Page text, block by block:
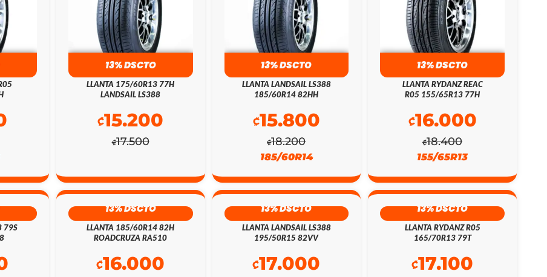
13% DSCTO
LLANTA 175/60R13 77H
LANDSAIL LS388
₡17.500
₡15.200
13% DSCTO
LLANTA LANDSAIL LS388
185/60R14 82HH
₡18.200
₡15.800
185/60R14
13% DSCTO
LLANTA RYDANZ REAC
R05 155/65R13 77H
₡18.400
₡16.000
155/65R13
79S
13% DSCTO
LLANTA 185/60R14 82H
ROADCRUZA RA510
₡16.000
13% DSCTO
LLANTA LANDSAIL LS388
195/50R15 82VV
₡17.000
13% DSCTO
LLANTA RYDANZ R05
165/70R13 79T
₡17.100